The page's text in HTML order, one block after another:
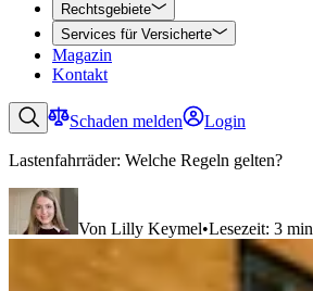
Rechtsgebiete
Services für Versicherte
Magazin
Kontakt
Schaden melden Login
Lastenfahrräder: Welche Regeln gelten?
Von Lilly Keymel•Lesezeit: 3 min